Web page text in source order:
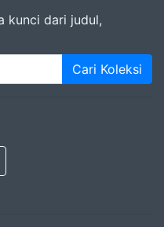
kunci dari judul,
Cari Koleksi